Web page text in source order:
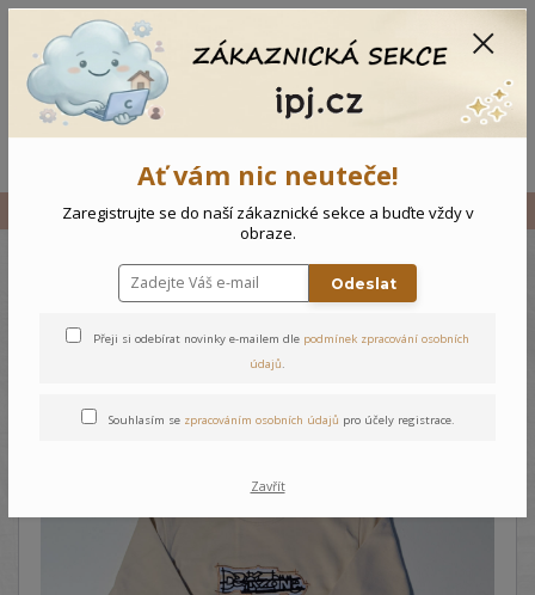
Vše Dětské triko s nápisem
Dětské triko s nápisem
Ať vám nic neuteče!
Zaregistrujte se do naší zákaznické sekce a buďte vždy v
obraze.
Odeslat
Přeji si odebírat novinky e-mailem dle podmínek zpracování osobních
údajů.
Souhlasím se zpracováním osobních údajů pro účely registrace.
Zavřít